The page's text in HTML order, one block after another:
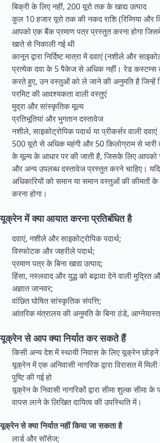
बिक्री के लिए नहीं, 200 यूरो तक के खाद्य उत्पाद
कुल 10 हजार यूरो तक की नकद राशि (रिव्निया और
आपको एक बैंक प्रमाण पत्र प्रस्तुत करना होगा
खाते से निकाली गई थी
कानून द्वारा निर्दिष्ट मात्रा में दवाएं (नशीले और
प्रत्येक दवा के 5 पैकेज से अधिक नहीं। रेड कस्टम्स
करते हुए, उन वस्तुओं को ले जाने की अनुमति है जिन्हें
परमिट की आवश्यकता वाली वस्तुएं
मुद्रा और सांस्कृतिक मूल्य
प्रतिभूतियां और भुगतान दस्तावेज
नशीले, साइकोट्रोपिक पदार्थ या प्रीकर्सर वाली दवाएं
500 यूरो से अधिक महंगी और 50 किलोग्राम से
के मूल्य के आधार पर की जाती है, जिसके लिए आपको
और अन्य उपलब्ध दस्तावेज प्रस्तुत करने चाहिए।
अधिकारियों को समान या समान वस्तुओं की कीमतों
करना होगा।
यूक्रेन में क्या आयात करना प्रतिबंधित है
दवाएं, नशीले और साइकोट्रोपिक पदार्थ;
विस्फोटक और जहरीले पदार्थ;
प्रमाण पत्र के बिना खाद्य उत्पाद;
हिंसा, नस्लवाद और युद्ध को बढ़ावा देने वाली मुद्रित
अज्ञात जानवर;
वांछित घोषित सांस्कृतिक संपत्ति;
आंतरिक मंत्रालय की अनुमति के बिना ठंडे,
यूक्रेन से आप क्या निर्यात कर सकते हैं
किसी अन्य देश में स्थायी निवास के लिए यूक्रेन
यूक्रेन में एक अनिवासी नागरिक द्वारा विरासत में
पुष्टि की गई हो
यूक्रेन के निवासी नागरिकों द्वारा सीमा शुल्क सीमा
वापस लाने के लिखित दायित्व की उपस्थिति में।
यूक्रेन से क्या निर्यात नहीं किया जा सकता है
लार्ड और सॉसेज;